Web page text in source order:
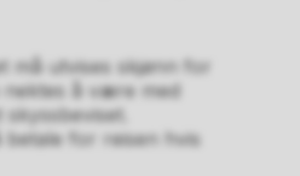
må utvises skjønn for
å være med
betale for reisen hvis